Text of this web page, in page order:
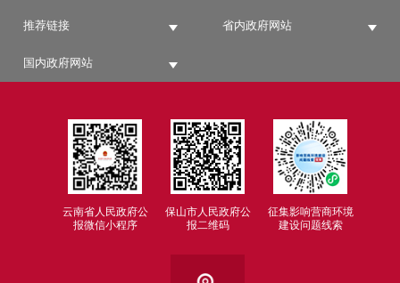
推荐链接 省内政府网站
国内政府网站
云南省人民政府公
报微信小程序
保山市人民政府公
报二维码
征集影响营商环境
建设问题线索